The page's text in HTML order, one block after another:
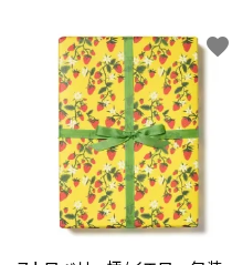
favorite